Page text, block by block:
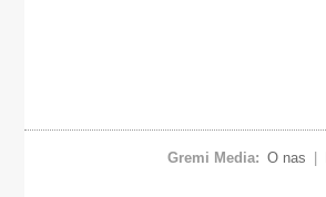
Gremi Media: O nas